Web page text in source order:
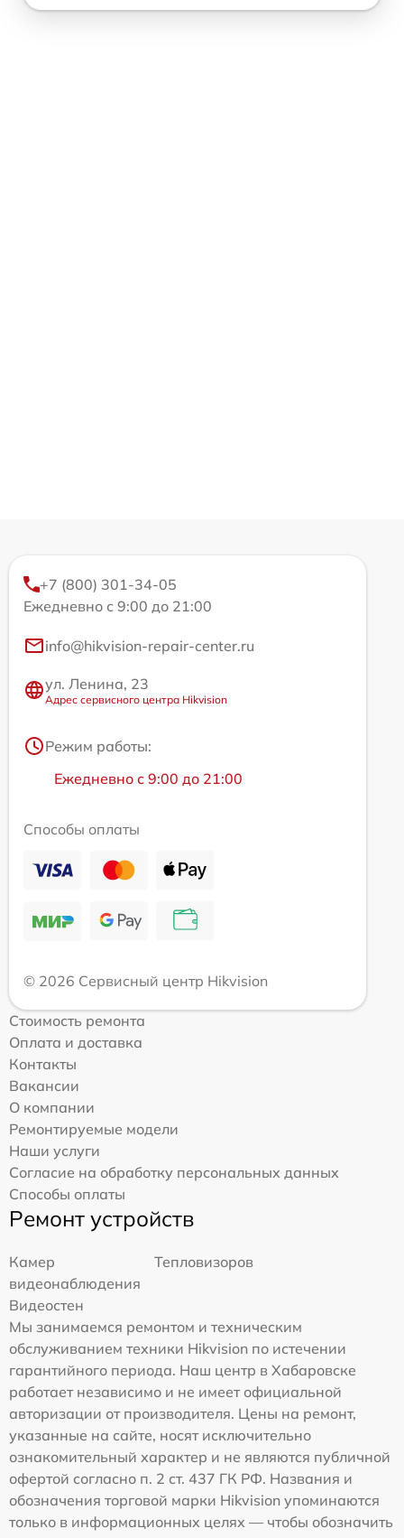
+7 (800) 301-34-05
Ежедневно с 9:00 до 21:00
info@hikvision-repair-center.ru
ул. Ленина, 23
Адрес сервисного центра Hikvision
Режим работы:
Ежедневно с 9:00 до 21:00
Способы оплаты
© 2026 Сервисный центр Hikvision
Стоимость ремонта
Оплата и доставка
Контакты
Вакансии
О компании
Ремонтируемые модели
Наши услуги
Согласие на обработку персональных данных
Способы оплаты
Ремонт устройств
Камер
видеонаблюдения
Тепловизоров
Видеостен
Мы занимаемся ремонтом и техническим
обслуживанием техники Hikvision по истечении
гарантийного периода. Наш центр в Хабаровске
работает независимо и не имеет официальной
авторизации от производителя. Цены на ремонт,
указанные на сайте, носят исключительно
ознакомительный характер и не являются публичной
офертой согласно п. 2 ст. 437 ГК РФ. Названия и
обозначения торговой марки Hikvision упоминаются
только в информационных целях — чтобы обозначить